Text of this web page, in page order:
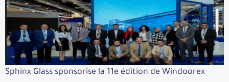
Sphinx Glass sponsorise la 11e édition de Windoorex